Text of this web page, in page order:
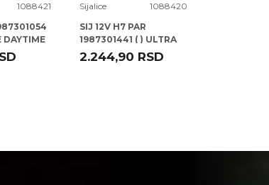
1088421
DAYTIME
Sijalice
1088420
SIJ 12V H7 PAR
1987301441 ( ) ULTRA
WHITE DBL BOSCH
2.244,90 RSD